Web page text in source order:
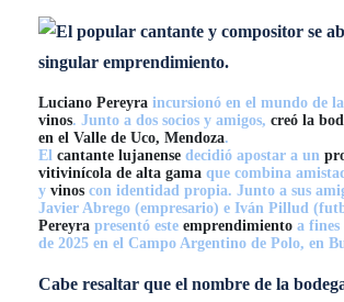
Luciano Pereyra incursionó en el mundo de la
vinos. Junto a dos socios y amigos, creó la
en el Valle de Uco, Mendoza.
El cantante lujanense decidió apostar a un
vitivinícola de alta gama que combina
y vinos con identidad propia. Junto a sus
Javier Abrego (empresario) e Iván Pillud
Pereyra presentó este emprendimiento a fines
de 2025 en el Campo Argentino de Polo, en
Cabe resaltar que el nombre de la